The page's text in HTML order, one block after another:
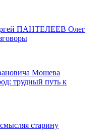
ПАНТЕЛЕЕВ Олег
Мошева
трудный путь к
старину